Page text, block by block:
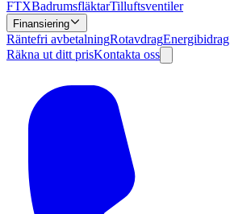
FTXBadrumsfläktarTilluftsventiler
Finansiering
Räntefri avbetalningRotavdragEnergibidrag
Räkna ut ditt prisKontakta oss